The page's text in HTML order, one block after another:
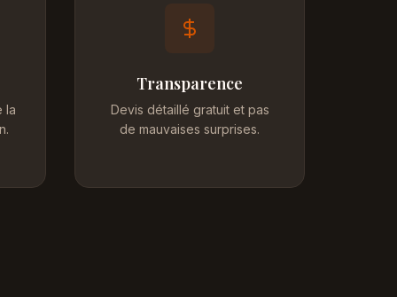
la
Transparence
Devis détaillé gratuit et pas
de mauvaises surprises.